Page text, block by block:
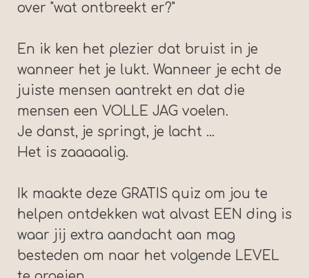
over "wat ontbreekt er?"
En ik ken het plezier dat bruist in je
wanneer het je lukt. Wanneer je echt de
juiste mensen aantrekt en dat die
mensen een VOLLE JAG voelen.
Je danst, je springt, je lacht ...
Het is zaaaaalig.
Ik maakte deze GRATIS quiz om jou te
helpen ontdekken wat alvast EEN ding is
waar jij extra aandacht aan mag
besteden om naar het volgende LEVEL